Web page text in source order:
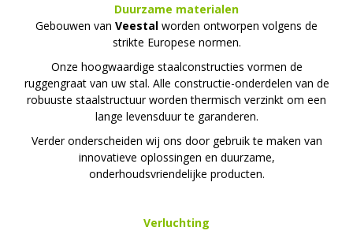
Duurzame materialen
Gebouwen van Veestal worden ontworpen volgens de
strikte Europese normen.
Onze hoogwaardige staalconstructies vormen de
ruggengraat van uw stal. Alle constructie-onderdelen van de
robuuste staalstructuur worden thermisch verzinkt om een
lange levensduur te garanderen.
Verder onderscheiden wij ons door gebruik te maken van
innovatieve oplossingen en duurzame,
onderhoudsvriendelijke producten.
Verluchting